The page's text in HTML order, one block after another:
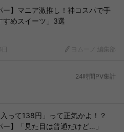
ー】マニア激推し！神コスパで手
すめスイーツ」3選
ヨムーノ 編集部
24時間PV集計
って138円」って正気かよ！？
ー】「見た目は普通だけど…」